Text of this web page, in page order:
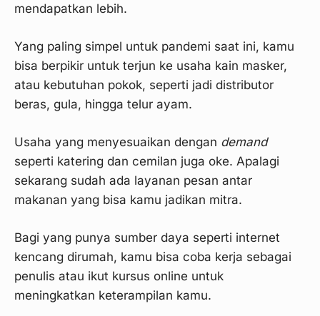
mendapatkan lebih.
Yang paling simpel untuk pandemi saat ini, kamu
bisa berpikir untuk terjun ke usaha kain masker,
atau kebutuhan pokok, seperti jadi distributor
beras, gula, hingga telur ayam.
Usaha yang menyesuaikan dengan demand
seperti katering dan cemilan juga oke. Apalagi
sekarang sudah ada layanan pesan antar
makanan yang bisa kamu jadikan mitra.
Bagi yang punya sumber daya seperti internet
kencang dirumah, kamu bisa coba kerja sebagai
penulis atau ikut kursus online untuk
meningkatkan keterampilan kamu.